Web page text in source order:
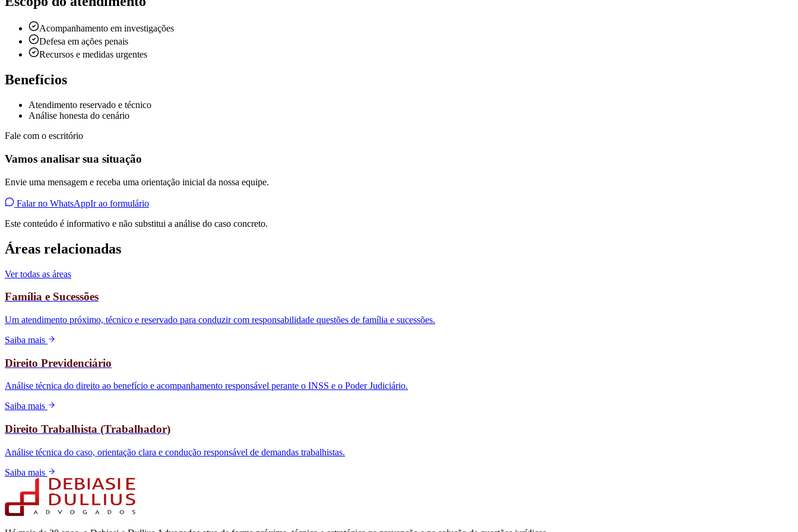
Acompanhamento em investigações
Defesa em ações penais
Recursos e medidas urgentes
Benefícios
Atendimento reservado e técnico
Análise honesta do cenário
Fale com o escritório
Vamos analisar sua situação
Envie uma mensagem e receba uma orientação inicial da nossa equipe.
Falar no WhatsAppIr ao formulário
Este conteúdo é informativo e não substitui a análise do caso concreto.
Áreas relacionadas
Ver todas as áreas
Família e Sucessões
Um atendimento próximo, técnico e reservado para conduzir com responsabilidade questões de família e sucessões.
Saiba mais
Direito Previdenciário
Análise técnica do direito ao benefício e acompanhamento responsável perante o INSS e o Poder Judiciário.
Saiba mais
Direito Trabalhista (Trabalhador)
Análise técnica do caso, orientação clara e condução responsável de demandas trabalhistas.
Saiba mais